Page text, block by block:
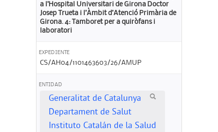
a l’Hospital Universitari de Girona Doctor
Josep Trueta i l’Àmbit d’Atenció Primària de
Girona. 4: Tamboret per a quiròfans i
laboratori
EXPEDIENTE
CS/AH04/1101463603/26/AMUP
ENTIDAD
Generalitat de Catalunya
Departament de Salut
Instituto Catalán de la Salud